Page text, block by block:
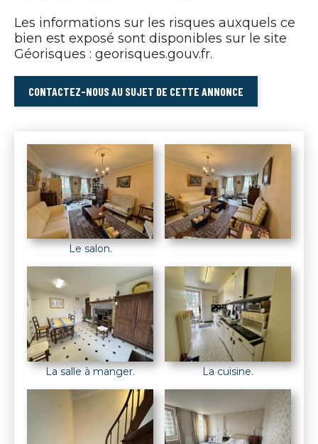
Les informations sur les risques auxquels ce
bien est exposé sont disponibles sur le site
Géorisques : georisques.gouv.fr.
CONTACTEZ-NOUS AU SUJET DE CETTE ANNONCE
Le salon.
La salle à manger. La cuisine.